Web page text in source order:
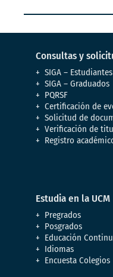
Consultas y
SIGA – Estudiantes
SIGA – Graduados
PQRSF
Certificación de
Solicitud de
Verificación de
Registro
Estudia en la UCM
Pregrados
Posgrados
Educación
Idiomas
Encuesta Colegios